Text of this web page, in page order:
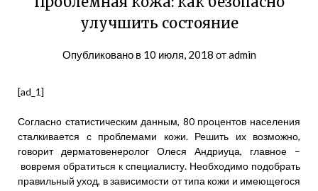
улучшить состояние
Опубликовано в 10 июля, 2018 отadmin
[ad_1]
Согласно статистическим данным, 80 процентов населения
сталкивается с проблемами кожи. Решить их возможно,
говорит дерматовенеролог Олеся Андриуца, главное –
вовремя обратиться к специалисту. Необходимо подобрать
правильный уход, в зависимости от типа кожи и имеющегося